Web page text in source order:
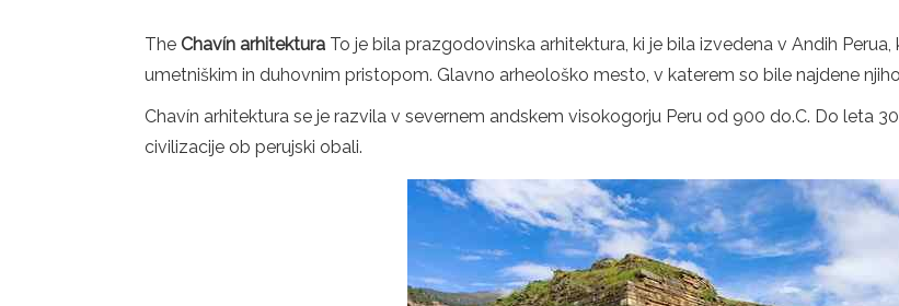
The Chavín arhitektura To je bila prazgodovinska arhitektura, ki je bila izvedena v Andih
umetniškim in duhovnim pristopom. Glavno arheološko mesto, v katerem so bile najdene
Chavín arhitektura se je razvila v severnem andskem visokogorju Peru od 900 do.C. Do leta
civilizacije ob perujski obali.